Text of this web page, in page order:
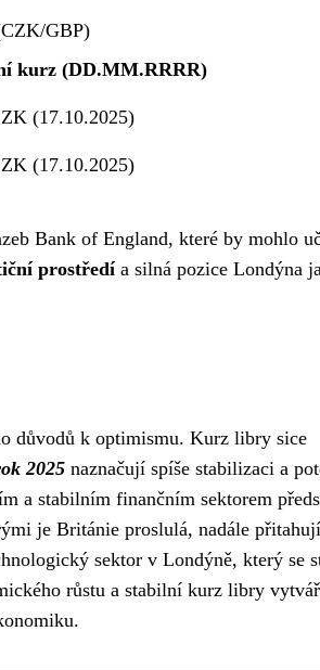
GBP)
kurz (DD.MM.RRRR)
(17.10.2025)
(17.10.2025)
Bank of England, které by mohlo
prostředía silná pozice Londýna
důvodů k optimismu. Kurz libry sice
2025 naznačují spíše stabilizaci a
a stabilním finančním sektorem
je Británie proslulá, nadále přitahují
sektor v Londýně, který se
růstu a stabilní kurz libry